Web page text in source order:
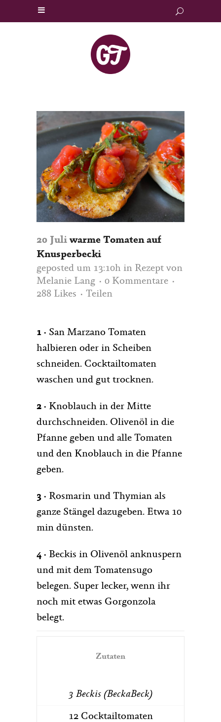
20 Juli warme Tomaten auf
Knusperbecki
geposted um 13:10h in Rezept von
Melanie Lang
0 Kommentare
288 Likes Teilen
1 · San Marzano Tomaten
halbieren oder in Scheiben
schneiden. Cocktailtomaten
waschen und gut trocknen.
2 · Knoblauch in der Mitte
durchschneiden. Olivenöl in die
Pfanne geben und alle Tomaten
und den Knoblauch in die Pfanne
geben.
3 · Rosmarin und Thymian als
ganze Stängel dazugeben. Etwa 10
min dünsten.
4 · Beckis in Olivenöl anknuspern
und mit dem Tomatensugo
belegen. Super lecker, wenn ihr
noch mit etwas Gorgonzola
belegt.
Zutaten
3 Beckis(BeckaBeck)
12 Cocktailtomaten